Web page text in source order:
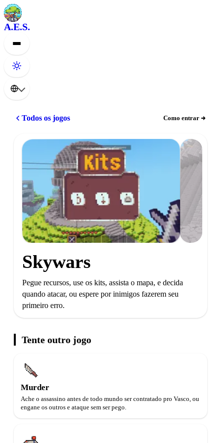
A.E.S.
Todos os jogos Como entrar
Skywars
Pegue recursos, use os kits, assista o mapa, e decida
quando atacar, ou espere por inimigos fazerem seu
primeiro erro.
Tente outro jogo
Murder
Ache o assassino antes de todo mundo ser contratado pro Vasco, ou
engane os outros e ataque sem ser pego.